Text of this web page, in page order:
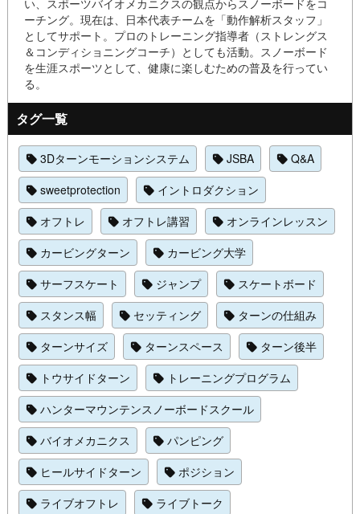
ーチング。現在は、日本代表チームを「動作解析スタッフ」
としてサポート。プロのトレーニング指導者（ストレングス
＆コンディショニングコーチ）としても活動。スノーボード
を生涯スポーツとして、健康に楽しむための普及を行ってい
る。
タグ一覧
3Dターンモーションシステム JSBA
Q&A
sweetprotection
イントロダクション
オフトレ
オフトレ講習
オンラインレッスン
カービングターン
カービング大学
サーフスケート
ジャンプ
スケートボード
スタンス幅
セッティング
ターンの仕組み
ターンサイズ
ターンスペース
ターン後半
トウサイドターン
トレーニングプログラム
ハンターマウンテンスノーボードスクール
バイオメカニクス
パンピング
ヒールサイドターン
ポジション
ライブオフトレ
ライブトーク